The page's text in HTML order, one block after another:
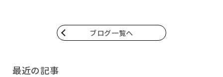
ブログ一覧へ
最近の記事